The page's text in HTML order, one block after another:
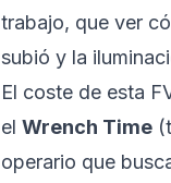
trabajo, que ver
subió y la
El coste de esta
el Wrench Time
operario que